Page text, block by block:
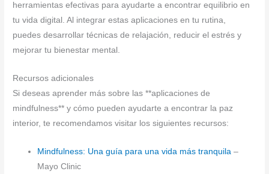
herramientas efectivas para ayudarte a encontrar equilibrio en
tu vida digital. Al integrar estas aplicaciones en tu rutina,
puedes desarrollar técnicas de relajación, reducir el estrés y
mejorar tu bienestar mental.
Recursos adicionales
Si deseas aprender más sobre las **aplicaciones de
mindfulness** y cómo pueden ayudarte a encontrar la paz
interior, te recomendamos visitar los siguientes recursos:
Mindfulness: Una guía para una vida más tranquila –
Mayo Clinic